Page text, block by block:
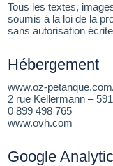
Tous les textes,
soumis à la loi de la
sans autorisation
Hébergement
www.oz-
2 rue Kellermann –
0 899 498 765
www.ovh.com
Google